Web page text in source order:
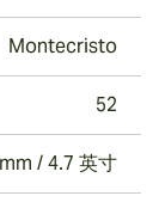
Montecristo
52
/ 4.7 英寸